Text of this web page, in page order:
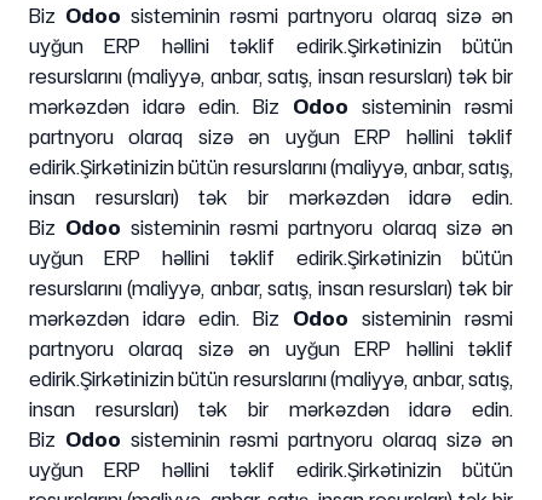
Biz Odoo sisteminin rəsmi partnyoru olaraq sizə ən
uyğun ERP həllini təklif edirik.Şirkətinizin bütün
resurslarını (maliyyə, anbar, satış, insan resursları) tək bir
mərkəzdən idarə edin. Biz Odoo sisteminin rəsmi
partnyoru olaraq sizə ən uyğun ERP həllini təklif
edirik.Şirkətinizin bütün resurslarını (maliyyə, anbar, satış,
insan resursları) tək bir mərkəzdən idarə edin.
Biz Odoo sisteminin rəsmi partnyoru olaraq sizə ən
uyğun ERP həllini təklif edirik.Şirkətinizin bütün
resurslarını (maliyyə, anbar, satış, insan resursları) tək bir
mərkəzdən idarə edin. Biz Odoo sisteminin rəsmi
partnyoru olaraq sizə ən uyğun ERP həllini təklif
edirik.Şirkətinizin bütün resurslarını (maliyyə, anbar, satış,
insan resursları) tək bir mərkəzdən idarə edin.
Biz Odoo sisteminin rəsmi partnyoru olaraq sizə ən
uyğun ERP həllini təklif edirik.Şirkətinizin bütün